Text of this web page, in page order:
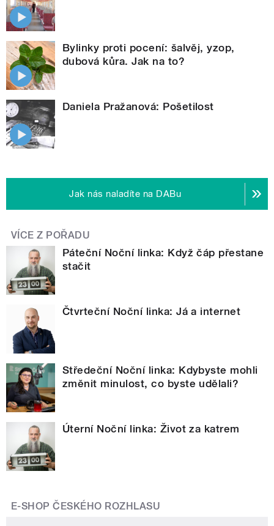
Bylinky proti pocení: šalvěj, yzop,
dubová kůra. Jak na to?
Daniela Pražanová: Pošetilost
Jak nás naladíte na DABu
VÍCE Z POŘADU
Páteční Noční linka: Když čáp přestane
stačit
Čtvrteční Noční linka: Já a internet
Středeční Noční linka: Kdybyste mohli
změnit minulost, co byste udělali?
Úterní Noční linka: Život za katrem
E-SHOP ČESKÉHO ROZHLASU